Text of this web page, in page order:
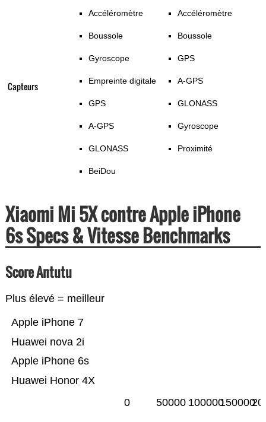
Capteurs
Accéléromètre
Boussole
Gyroscope
Empreinte digitale
GPS
A-GPS
GLONASS
BeiDou
Accéléromètre
Boussole
GPS
A-GPS
GLONASS
Gyroscope
Proximité
Xiaomi Mi 5X contre Apple iPhone
6s Specs & Vitesse Benchmarks
Score Antutu
Plus élevé = meilleur
Huawei Honor 4X
Apple iPhone 6s
Huawei nova 2i
Apple iPhone 7
0 50000 100000150000